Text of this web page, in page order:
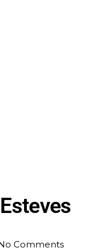
Comments